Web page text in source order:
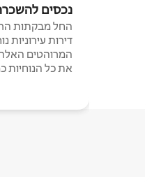
נכסים
החל מבקתות
דירות עירוניות
המרוהטים
את כל הנוחיות